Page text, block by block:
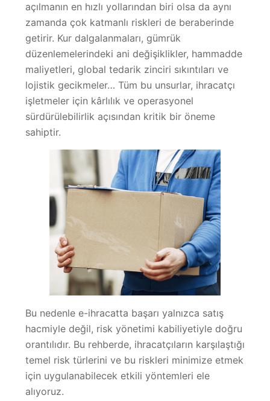
Sıkça Sorulan Sorular
açılmanın en hızlı yollarından biri olsa da aynı
zamanda çok katmanlı riskleri de beraberinde
getirir. Kur dalgalanmaları, gümrük
düzenlemelerindeki ani değişiklikler, hammadde
maliyetleri, global tedarik zinciri sıkıntıları ve
lojistik gecikmeler… Tüm bu unsurlar, ihracatçı
işletmeler için kârlılık ve operasyonel
sürdürülebilirlik açısından kritik bir öneme
sahiptir.
Bu nedenle e-ihracatta başarı yalnızca satış
hacmiyle değil, risk yönetimi kabiliyetiyle doğru
orantılıdır. Bu rehberde, ihracatçıların karşılaştığı
temel risk türlerini ve bu riskleri minimize etmek
için uygulanabilecek etkili yöntemleri ele
alıyoruz.